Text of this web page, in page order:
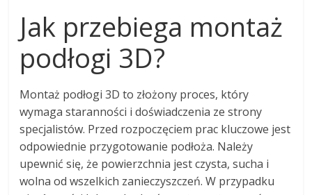
Jak przebiega montaż
podłogi 3D?
Montaż podłogi 3D to złożony proces, który
wymaga staranności i doświadczenia ze strony
specjalistów. Przed rozpoczęciem prac kluczowe jest
odpowiednie przygotowanie podłoża. Należy
upewnić się, że powierzchnia jest czysta, sucha i
wolna od wszelkich zanieczyszczeń. W przypadku